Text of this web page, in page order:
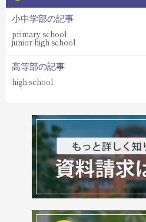
小中学部の記事
primary school
junior high school
高等部の記事
high school